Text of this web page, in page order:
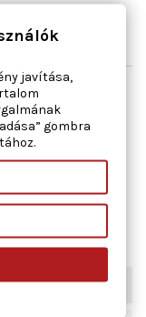
javítása,
gombra